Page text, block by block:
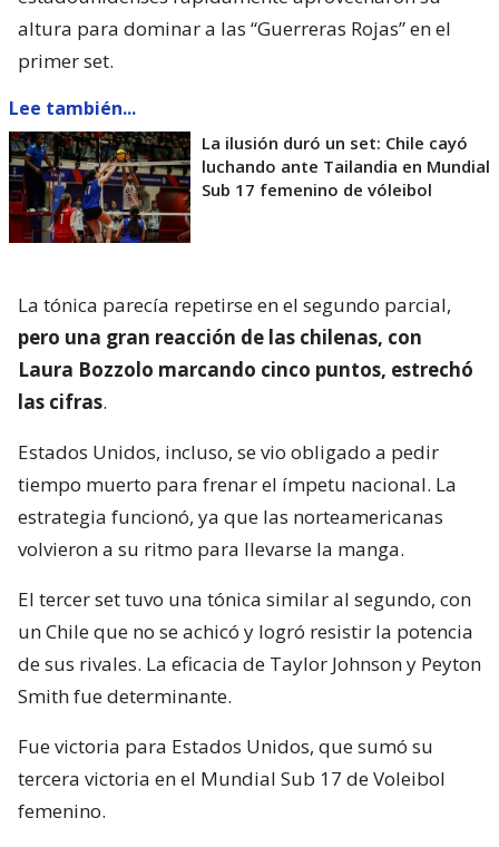
altura para dominar a las “Guerreras Rojas” en el
primer set.
Lee también...
La ilusión duró un set: Chile cayó
luchando ante Tailandia en Mundial
Sub 17 femenino de vóleibol
La tónica parecía repetirse en el segundo parcial,
pero una gran reacción de las chilenas, con
Laura Bozzolo marcando cinco puntos, estrechó
las cifras.
Estados Unidos, incluso, se vio obligado a pedir
tiempo muerto para frenar el ímpetu nacional. La
estrategia funcionó, ya que las norteamericanas
volvieron a su ritmo para llevarse la manga.
El tercer set tuvo una tónica similar al segundo, con
un Chile que no se achicó y logró resistir la potencia
de sus rivales. La eficacia de Taylor Johnson y Peyton
Smith fue determinante.
Fue victoria para Estados Unidos, que sumó su
tercera victoria en el Mundial Sub 17 de Voleibol
femenino.